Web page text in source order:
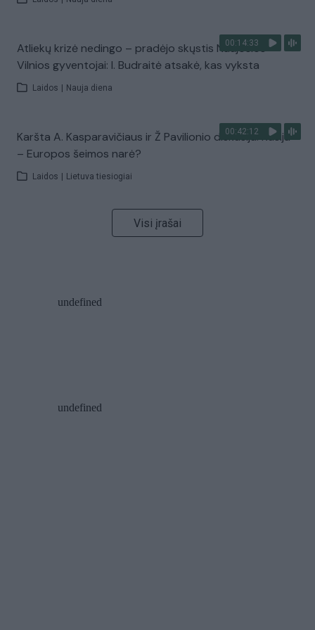
00:14:33
Atliekų krizė nedingo – pradėjo skųstis Naujosios
Vilnios gyventojai: I. Budraitė atsakė, kas vyksta
Laidos Nauja diena
00:42:12
Karšta A. Kasparavičiaus ir Ž Pavilionio diskusija: Rusija
– Europos šeimos narė?
Laidos Lietuva tiesiogiai
Visi įrašai